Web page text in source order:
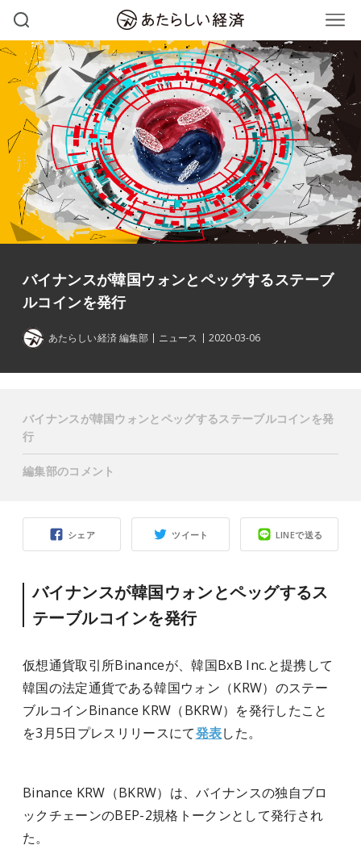
バイナンスが韓国ウォンとペッグするステーブ
ルコインを発行
あたらしい経済 編集部 ニュース 2020-03-06
シェア ツイート LINEで送る
バイナンスが韓国ウォンとペッグするス
テーブルコインを発行
仮想通貨取引所Binanceが、韓国BxB Inc.と提携して
韓国の法定通貨である韓国ウォン（KRW）のステー
ブルコインBinance KRW（BKRW）を発行したこと
を3月5日プレスリリースにて発表した。
Binance KRW（BKRW）は、バイナンスの独自ブロ
ックチェーンのBEP-2規格トークンとして発行され
た。
バイナンスが韓国ウォンとペッグするステーブルコインを発
行
編集部のコメント